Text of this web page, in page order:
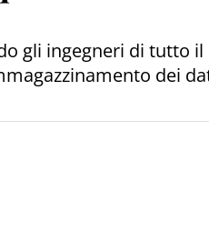
gli ingegneri di tutto
dei